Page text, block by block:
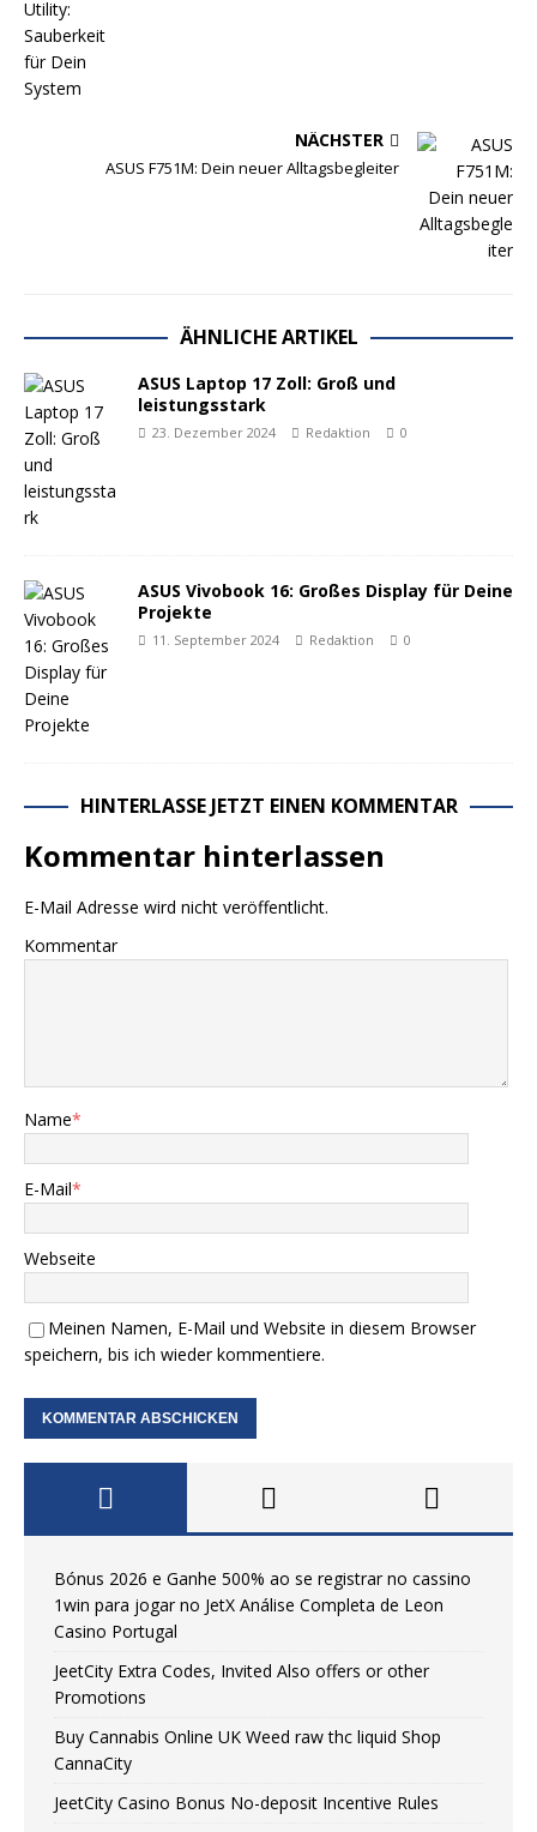
NÄCHSTER
ASUS F751M: Dein neuer Alltagsbegleiter
ÄHNLICHE ARTIKEL
ASUS Laptop 17 Zoll: Groß und
leistungsstark
23. Dezember 2024 Redaktion 0
ASUS Vivobook 16: Großes Display für Deine
Projekte
11. September 2024 Redaktion 0
HINTERLASSE JETZT EINEN KOMMENTAR
Kommentar hinterlassen
E-Mail Adresse wird nicht veröffentlicht.
Kommentar
Name*
E-Mail*
Webseite
Meinen Namen, E-Mail und Website in diesem Browser
speichern, bis ich wieder kommentiere.
Bónus 2026 e Ganhe 500% ao se registrar no cassino
1win para jogar no JetX Análise Completa de Leon
Casino Portugal
JeetCity Extra Codes, Invited Also offers or other
Promotions
Buy Cannabis Online UK Weed raw thc liquid Shop
CannaCity
JeetCity Casino Bonus No-deposit Incentive Rules